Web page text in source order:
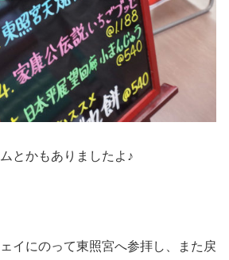
とかもありましたよ♪
イにのって東照宮へ参拝し、また戻